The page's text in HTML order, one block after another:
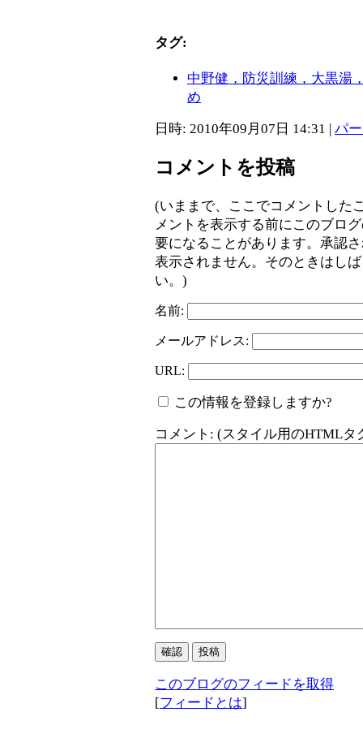
タグ:
中野健，防災訓練，大黒湯
め
日時: 2010年09月07日 14:31 パ
コメントを投稿
(いままで、ここでコメントした
メントを表示する前にこのブロ
要になることがあります。承認
表示されません。そのときはし
い。)
名前:
メールアドレス:
URL:
この情報を登録しますか?
コメント: (スタイル用のHTMLタ
このブログのフィードを取得
[フィードとは]